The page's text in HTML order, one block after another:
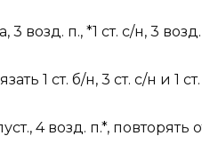
возд. п., *1 ст. с/н, 3
1 ст. б/н, 3 ст. с/н и 1
4 возд. п.*, повторять